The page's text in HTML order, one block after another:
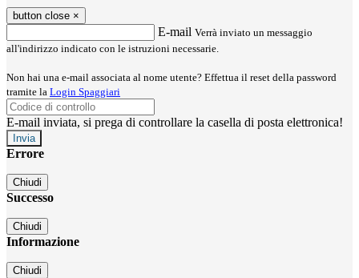
button close ×
E-mail Verrà inviato un messaggio
all'indirizzo indicato con le istruzioni necessarie.
Non hai una e-mail associata al nome utente? Effettua il reset della password
tramite la Login Spaggiari
E-mail inviata, si prega di controllare la casella di posta elettronica!
Errore
Chiudi
Successo
Chiudi
Informazione
Chiudi